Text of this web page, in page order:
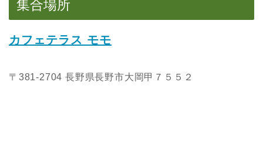
集合場所
カフェテラス モモ
〒381-2704 長野県長野市大岡甲７５５２